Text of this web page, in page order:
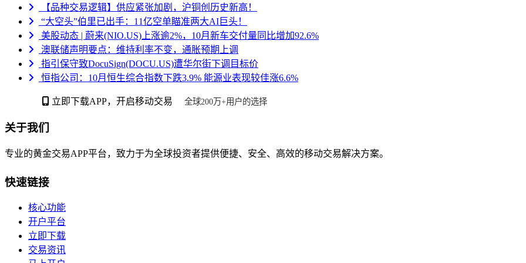
【品种交易逻辑】供应紧张加剧，沪铜创历史新高！
“大空头”伯里已出手：11亿空单瞄准两大AI巨头！
美股动态 | 蔚来(NIO.US)上涨逾2%，10月新车交付量同比增加92.6%
澳联储声明要点：维持利率不变，通胀预期上调
指引保守致DocuSign(DOCU.US)遭华尔街下调目标价
恒指公司：10月恒生综合指数下跌3.9% 能源业表现较佳涨6.6%
立即下载APP，开启移动交易 全球200万+用户的选择
关于我们
专业的黄金交易APP平台，致力于为全球投资者提供便捷、安全、高效的移动交易解决方案。
快速链接
核心功能
开户平台
立即下载
交易资讯